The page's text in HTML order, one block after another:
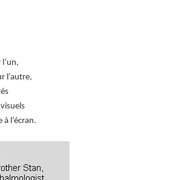
l’autre,
l’écran.